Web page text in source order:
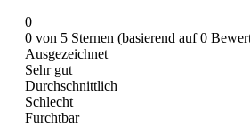
0
0 von 5 Sternen (basierend auf 0
Ausgezeichnet
Sehr gut
Durchschnittlich
Schlecht
Furchtbar